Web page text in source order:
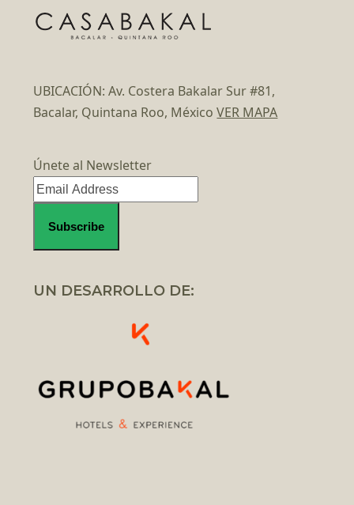
UBICACIÓN: Av. Costera Bakalar Sur #81,
Bacalar, Quintana Roo, MéxicoVER MAPA
Únete al Newsletter
UN DESARROLLO DE: